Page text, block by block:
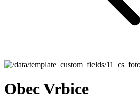
Obec Vrbice